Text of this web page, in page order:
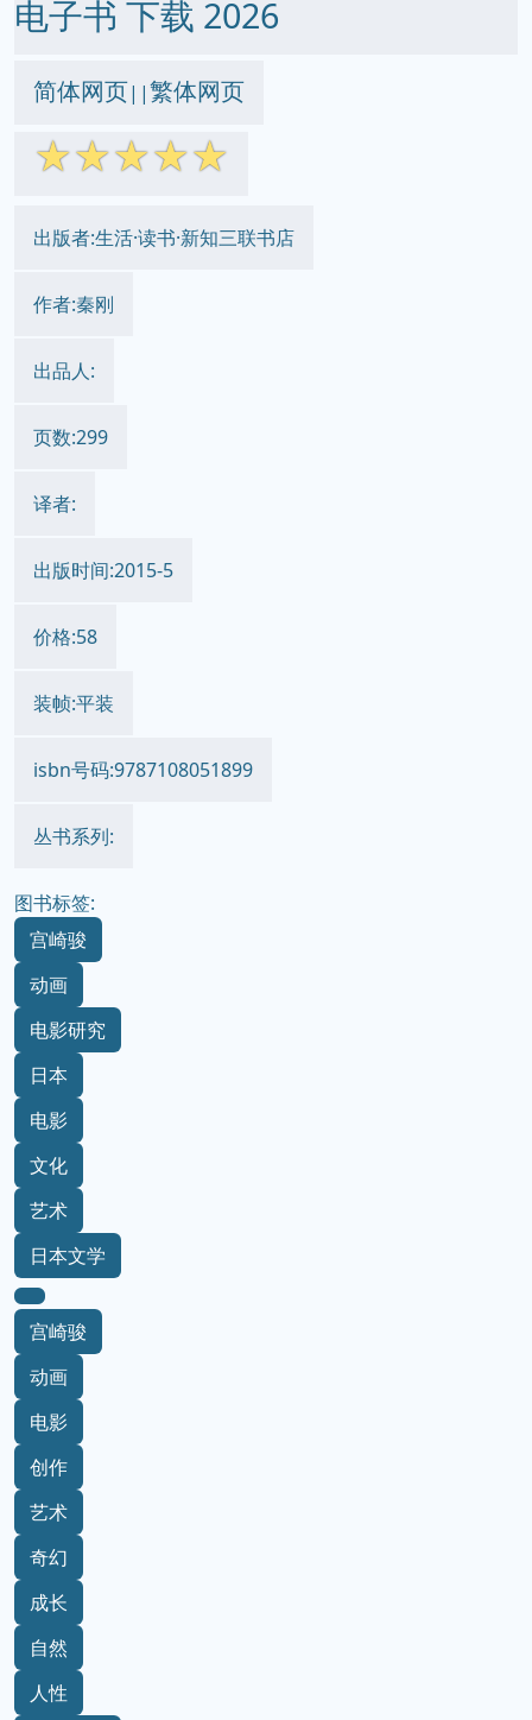
电子书 下载 2026
简体网页||繁体网页
☆☆☆☆☆
出版者:生活·读书·新知三联书店
作者:秦刚
出品人:
页数:299
译者:
出版时间:2015-5
价格:58
装帧:平装
isbn号码:9787108051899
丛书系列:
图书标签:
宫崎骏
动画
电影研究
日本
电影
文化
艺术
日本文学
宫崎骏
动画
电影
创作
艺术
奇幻
成长
自然
人性